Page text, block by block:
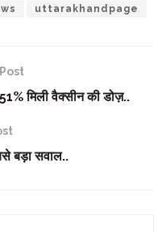
uttarakhandpage
मिली वैक्सीन की डोज़..
बड़ा सवाल..